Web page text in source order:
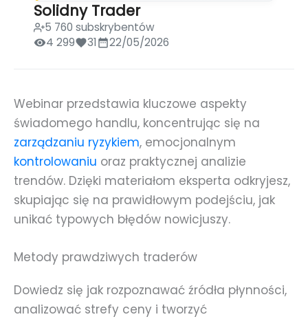
Solidny Trader
5 760 subskrybentów
4 299
31 22/05/2026
Webinar przedstawia kluczowe aspekty
świadomego handlu, koncentrując się na
zarządzaniu ryzykiem, emocjonalnym
kontrolowaniu oraz praktycznej analizie
trendów. Dzięki materiałom eksperta odkryjesz,
skupiając się na prawidłowym podejściu, jak
unikać typowych błędów nowicjuszy.
Metody prawdziwych traderów
Dowiedz się jak rozpoznawać źródła płynności,
analizować strefy ceny i tworzyć